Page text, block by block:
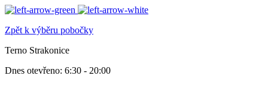
Zpět k výběru pobočky
Terno Strakonice
Dnes otevřeno: 6:30 - 20:00